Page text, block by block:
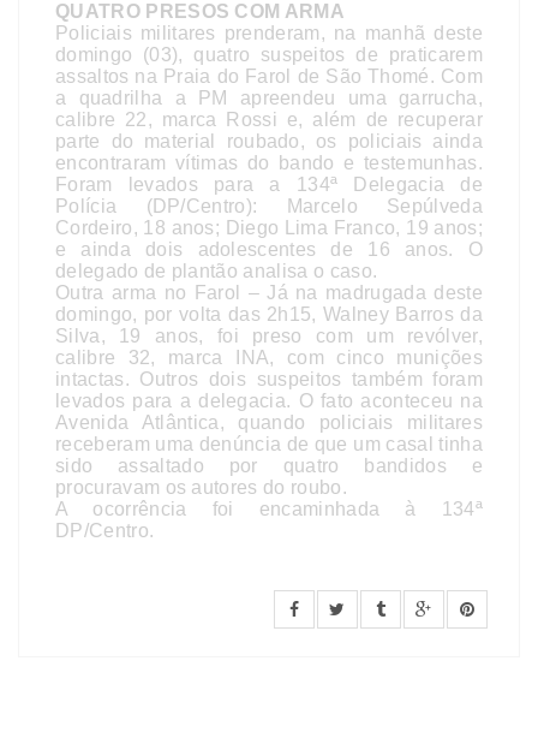
QUATRO PRESOS COM ARMA
Policiais militares prenderam, na manhã deste
domingo (03), quatro suspeitos de praticarem
assaltos na Praia do Farol de São Thomé. Com
a quadrilha a PM apreendeu uma garrucha,
calibre 22, marca Rossi e, além de recuperar
parte do material roubado, os policiais ainda
encontraram vítimas do bando e testemunhas.
Foram levados para a 134ª Delegacia de
Polícia (DP/Centro): Marcelo Sepúlveda
Cordeiro, 18 anos; Diego Lima Franco, 19 anos;
e ainda dois adolescentes de 16 anos. O
delegado de plantão analisa o caso.
Outra arma no Farol – Já na madrugada deste
domingo, por volta das 2h15, Walney Barros da
Silva, 19 anos, foi preso com um revólver,
calibre 32, marca INA, com cinco munições
intactas. Outros dois suspeitos também foram
levados para a delegacia. O fato aconteceu na
Avenida Atlântica, quando policiais militares
receberam uma denúncia de que um casal tinha
sido assaltado por quatro bandidos e
procuravam os autores do roubo.
A ocorrência foi encaminhada à 134ª
DP/Centro.